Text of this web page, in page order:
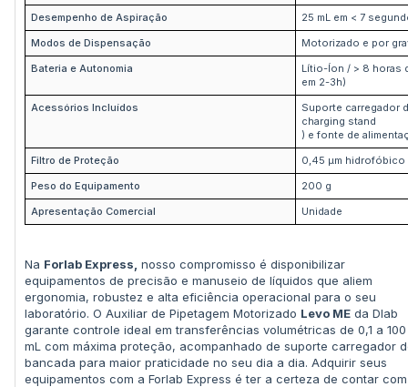
Desempenho de Aspiração
25 mL em < 7
Modos de Dispensação
Motorizado e por
Bateria e Autonomia
Lítio-Íon / > 8 horas
em 2-3h)
Acessórios Incluídos
Suporte carregador
charging stand
) e fonte de
Filtro de Proteção
0,45 µm
Peso do Equipamento
200 g
Apresentação Comercial
Unidade
Na Forlab Express, nosso compromisso é disponibilizar
equipamentos de precisão e manuseio de líquidos que aliem
ergonomia, robustez e alta eficiência operacional para o seu
laboratório. O Auxiliar de Pipetagem Motorizado Levo ME da Dlab
garante controle ideal em transferências volumétricas de 0,1 a 100
mL com máxima proteção, acompanhado de suporte carregador
bancada para maior praticidade no seu dia a dia. Adquirir seus
equipamentos com a Forlab Express é ter a certeza de contar com